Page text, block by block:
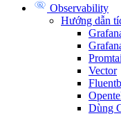
Observability
Hướng dẫn
Vector
Dùng